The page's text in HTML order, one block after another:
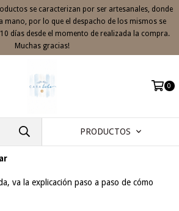
se caracterizan por ser artesanales, donde
mano, por lo que el despacho de los mismos se
días desde el momento de realizada la compra.
Muchas gracias!
0
PRODUCTOS
va la explicación paso a paso de cómo